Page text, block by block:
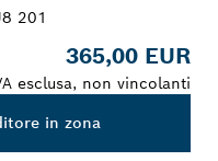
201
365,00 EUR
esclusa, non vincolanti
in zona